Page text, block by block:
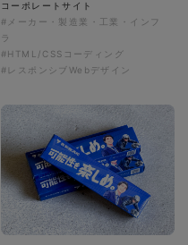
コーポレートサイト
#メーカー・製造業・工業・インフ
ラ
#HTML/CSSコーディング
#レスポンシブWebデザイン